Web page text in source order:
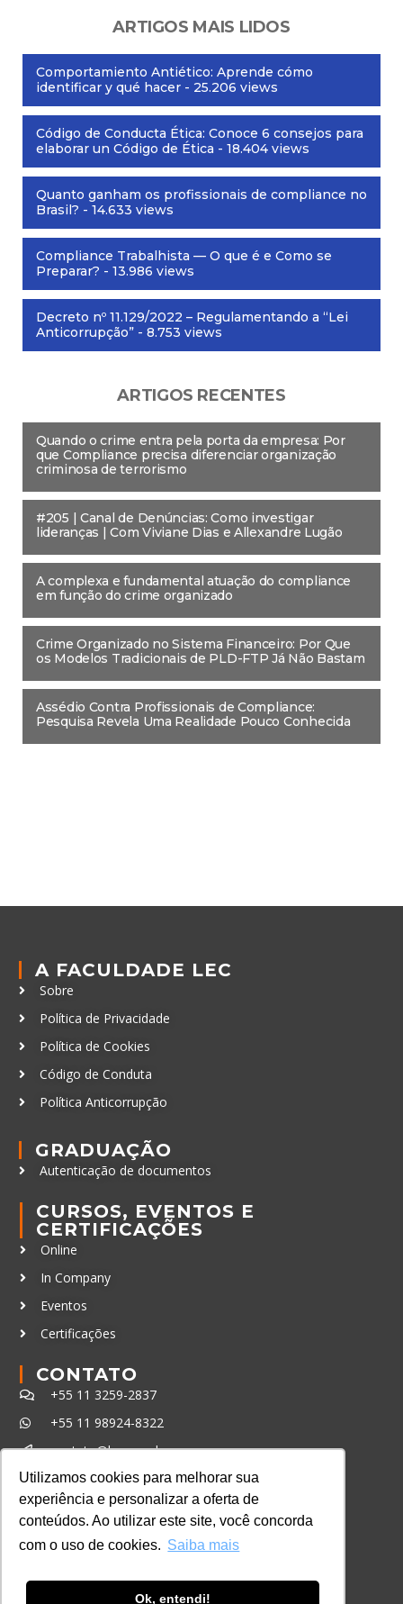
Utilizamos cookies para melhorar sua
experiência e personalizar a oferta de
conteúdos. Ao utilizar este site, você concorda
com o uso de cookies. Saiba mais
Ok, entendi!
ARTIGOS MAIS LIDOS
Comportamiento Antiético: Aprende cómo
identificar y qué hacer - 25.206 views
Código de Conducta Ética: Conoce 6 consejos para
elaborar un Código de Ética - 18.404 views
Quanto ganham os profissionais de compliance no
Brasil? - 14.633 views
Compliance Trabalhista — O que é e Como se
Preparar? - 13.986 views
Decreto nº 11.129/2022 – Regulamentando a “Lei
Anticorrupção” - 8.753 views
ARTIGOS RECENTES
Quando o crime entra pela porta da empresa: Por
que Compliance precisa diferenciar organização
criminosa de terrorismo
#205 | Canal de Denúncias: Como investigar
lideranças | Com Viviane Dias e Allexandre Lugão
A complexa e fundamental atuação do compliance
em função do crime organizado
Crime Organizado no Sistema Financeiro: Por Que
os Modelos Tradicionais de PLD-FTP Já Não Bastam
Assédio Contra Profissionais de Compliance:
Pesquisa Revela Uma Realidade Pouco Conhecida
A FACULDADE LEC
Sobre
Política de Privacidade
Política de Cookies
Código de Conduta
Política Anticorrupção
GRADUAÇÃO
Autenticação de documentos
CURSOS, EVENTOS E
CERTIFICAÇÕES
Online
In Company
Eventos
Certificações
CONTATO
+55 11 3259-2837
+55 11 98924-8322
contato@lec.com.br
Ferramenta Antifraude
Consulte aqui o cadastro da Instituição no